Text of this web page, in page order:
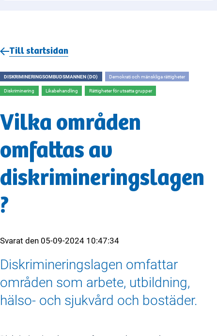
Till startsidan
DISKRIMINERINGSOMBUDSMANNEN (DO) Demokrati och mänskliga rättigheter
Diskriminering Likabehandling Rättigheter för utsatta grupper
Vilka områden
omfattas av
diskrimineringslagen
?
Svarat den 05-09-2024 10:47:34
Diskrimineringslagen omfattar
områden som arbete, utbildning,
hälso- och sjukvård och bostäder.